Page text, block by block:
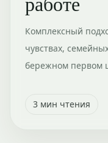
Комплексный
чувствах,
бережном первом
3 мин чтения